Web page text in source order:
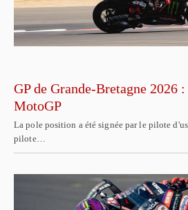
GP de Grande-Bretagne 2026
MotoGP
La pole position a été signée par le pilote
pilote…